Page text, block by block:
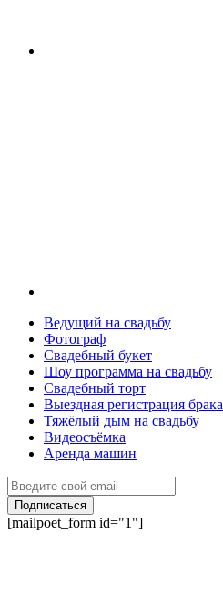
Ведущий на свадьбу
Фотограф
Свадебный букет
Шоу программа на свадьбу
Свадебный торт
Выездная регистрация брака
Тяжёлый дым на свадьбу
Видеосъёмка
Аренда машин
Подписаться
[mailpoet_form id="1"]